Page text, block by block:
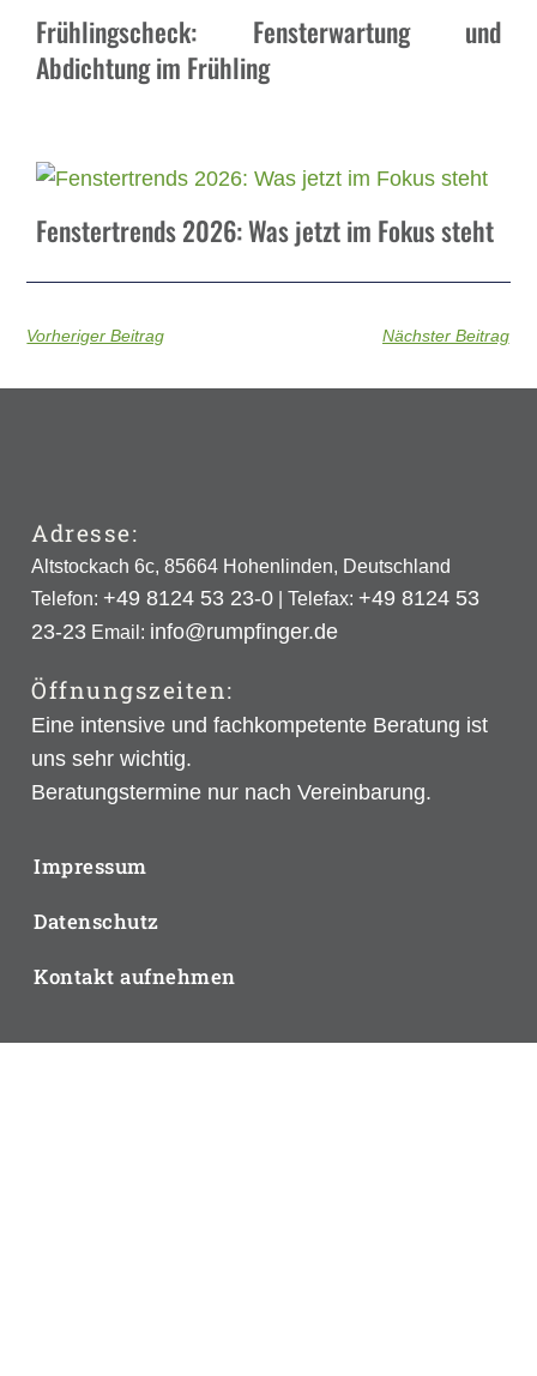
Frühlingscheck: Fensterwartung und
Abdichtung im Frühling
Fenstertrends 2026: Was jetzt im Fokus steht
Vorheriger Beitrag Nächster Beitrag
Adresse:
Altstockach 6c, 85664 Hohenlinden, Deutschland
Telefon: +49 8124 53 23-0 | Telefax: +49 8124 53
23-23 Email: info@rumpfinger.de
Öffnungszeiten:
Eine intensive und fachkompetente Beratung ist
uns sehr wichtig.
Beratungstermine nur nach Vereinbarung.
Impressum
Datenschutz
Kontakt aufnehmen